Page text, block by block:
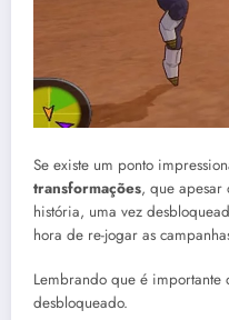
Se existe um ponto
transformações, que apesar
história, uma vez
hora de re-jogar as
Lembrando que é importante
desbloqueado.